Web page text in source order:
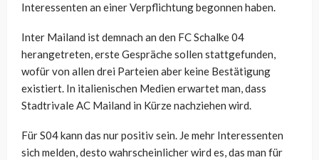
Interessenten an einer Verpflichtung begonnen haben.
Inter Mailand ist demnach an den FC Schalke 04
herangetreten, erste Gespräche sollen stattgefunden,
wofür von allen drei Parteien aber keine Bestätigung
existiert. In italienischen Medien erwartet man, dass
Stadtrivale AC Mailand in Kürze nachziehen wird.
Für S04 kann das nur positiv sein. Je mehr Interessenten
sich melden, desto wahrscheinlicher wird es, das man für